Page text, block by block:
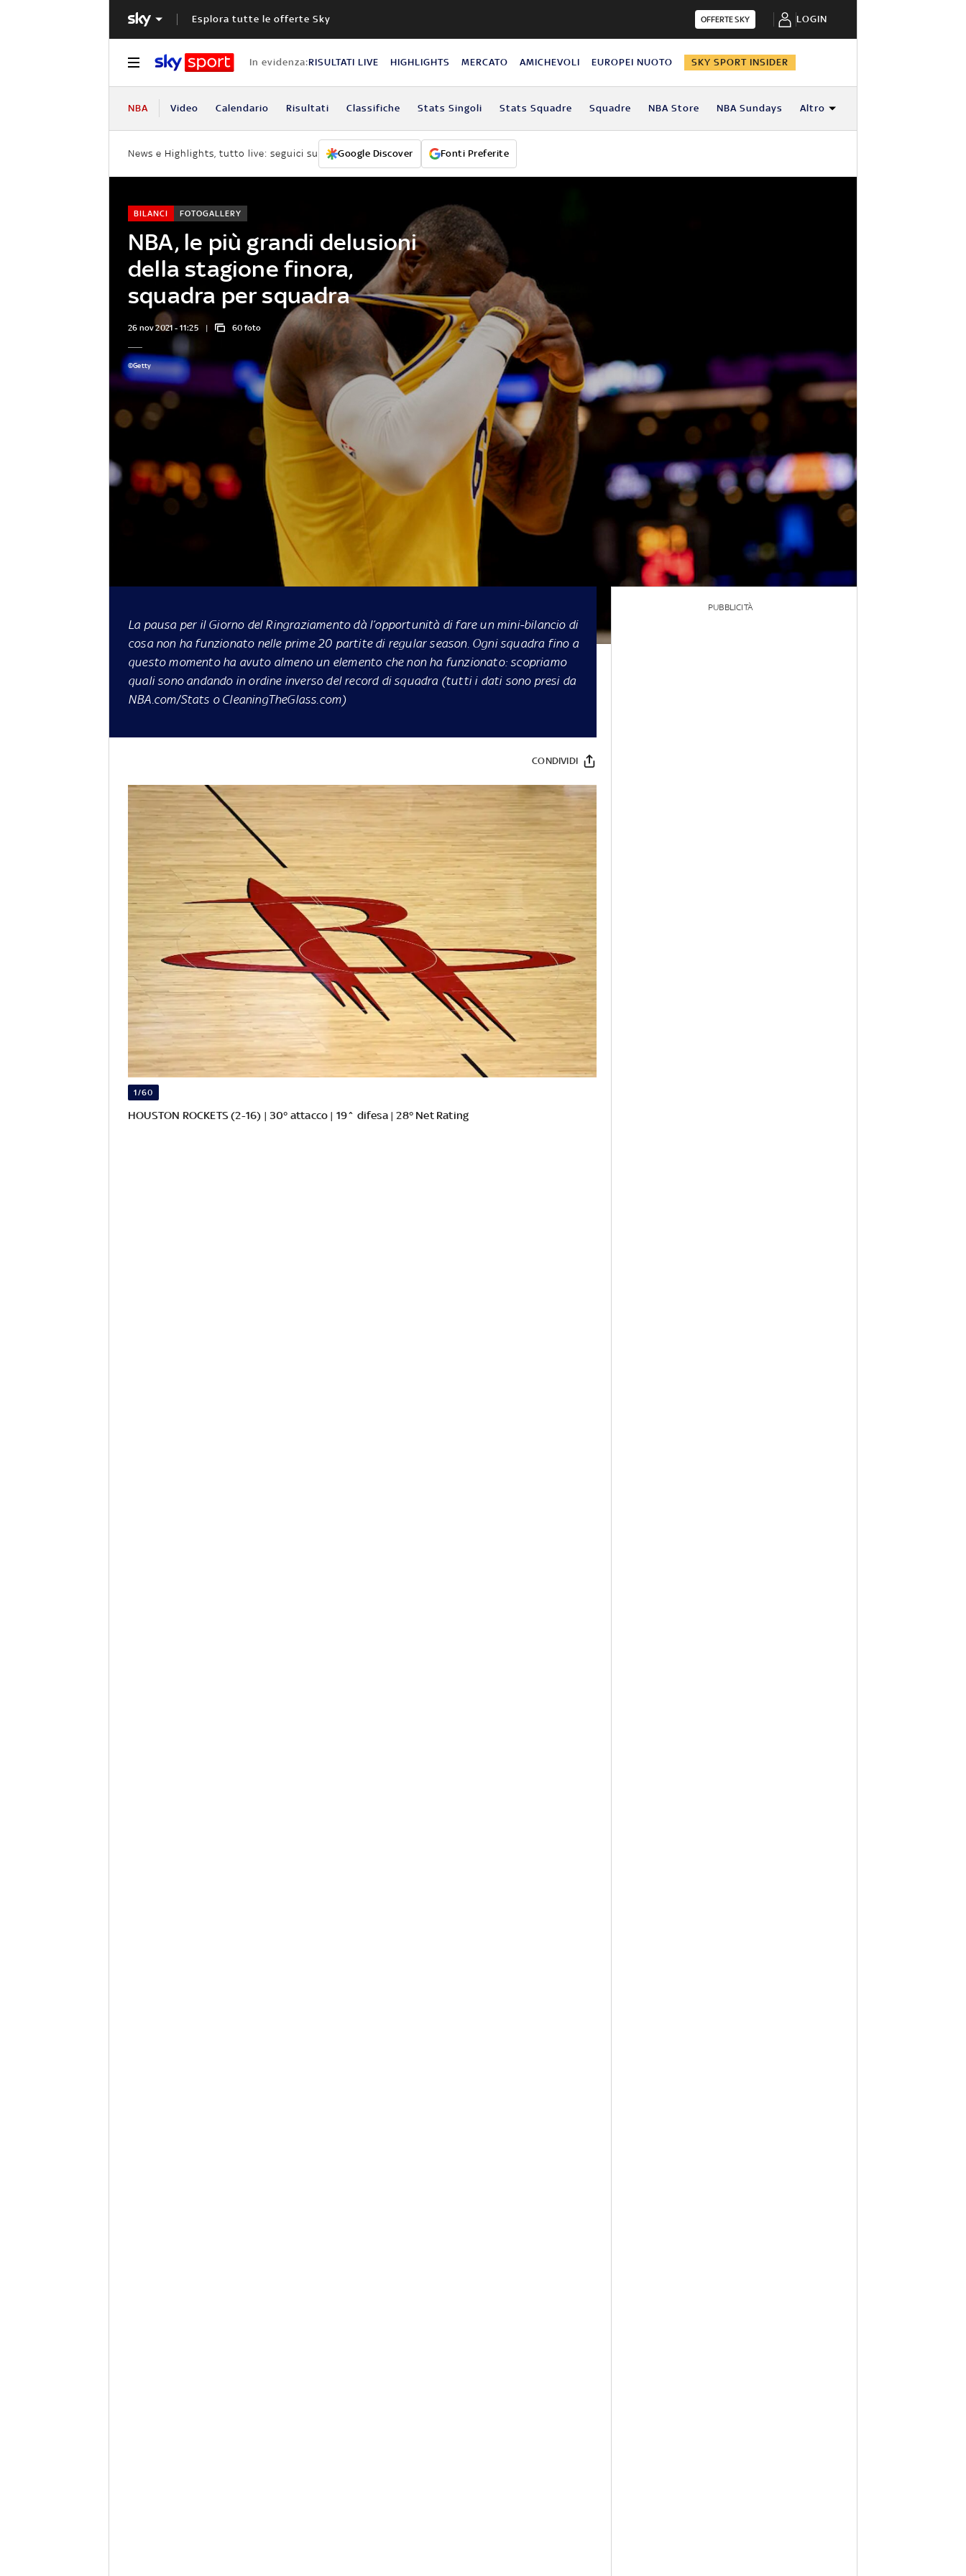
Esplora tutte le offerte Sky OFFERTE SKY LOGIN
In evidenza:RISULTATI LIVE HIGHLIGHTS MERCATO AMICHEVOLI EUROPEI NUOTO SKY SPORT INSIDER
NBA Video Calendario Risultati Classifiche Stats Singoli Stats Squadre Squadre NBA Store NBA Sundays Altro
News e Highlights, tutto live: seguici su Google Discover Fonti Preferite
NBA, le più grandi delusioni
della stagione finora,
squadra per squadra
BILANCI FOTOGALLERY
26 nov 2021 - 11:25 60 foto
©Getty
La pausa per il Giorno del Ringraziamento dà l’opportunità di fare un mini-bilancio di
cosa non ha funzionato nelle prime 20 partite di regular season. Ogni squadra fino a
questo momento ha avuto almeno un elemento che non ha funzionato: scopriamo
quali sono andando in ordine inverso del record di squadra (tutti i dati sono presi da
NBA.com/Stats o CleaningTheGlass.com)
CONDIVIDI
1/60
HOUSTON ROCKETS (2-16) | 30° attacco | 19^ difesa | 28° Net Rating
PUBBLICITÀ